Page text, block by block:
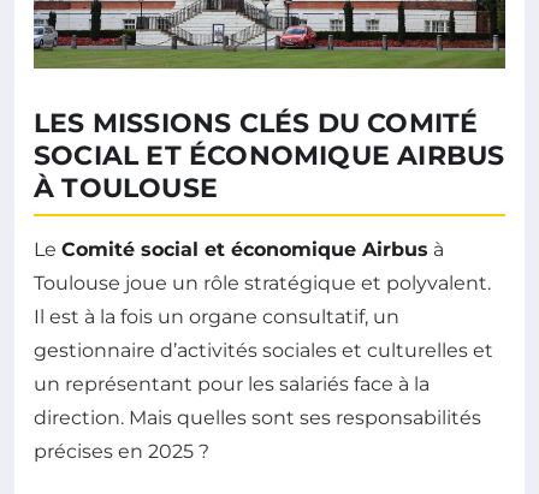
LES MISSIONS CLÉS DU COMITÉ
SOCIAL ET ÉCONOMIQUE AIRBUS
À TOULOUSE
Le Comité social et économique Airbus à
Toulouse joue un rôle stratégique et polyvalent.
Il est à la fois un organe consultatif, un
gestionnaire d’activités sociales et culturelles et
un représentant pour les salariés face à la
direction. Mais quelles sont ses responsabilités
précises en 2025 ?